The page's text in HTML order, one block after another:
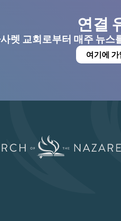
연결
렛 교회로부터 매주 뉴스
여기에 가